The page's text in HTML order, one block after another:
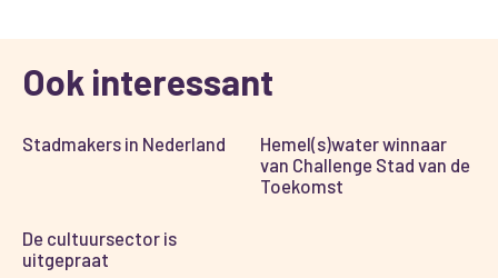
Ook interessant
Stadmakers in Nederland
Hemel(s)water winnaar
van Challenge Stad van de
Toekomst
De cultuursector is
uitgepraat